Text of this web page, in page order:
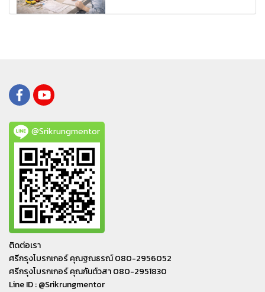
@Srikrungmentor
ติดต่อเรา
ศรีกรุงโบรกเกอร์ คุณฐณธรณ์ 080-2956052
ศรีกรุงโบรกเกอร์ คุณกันต์วสา 080-2951830
Line ID : @Srikrungmentor